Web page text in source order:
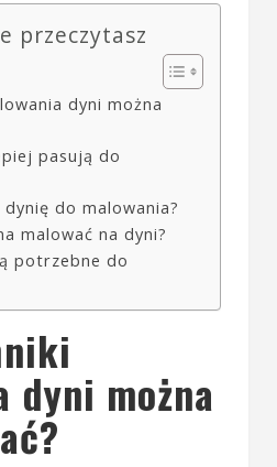
przeczytasz
dyni można
pasują do
do malowania?
malować na dyni?
potrzebne do
dyni można